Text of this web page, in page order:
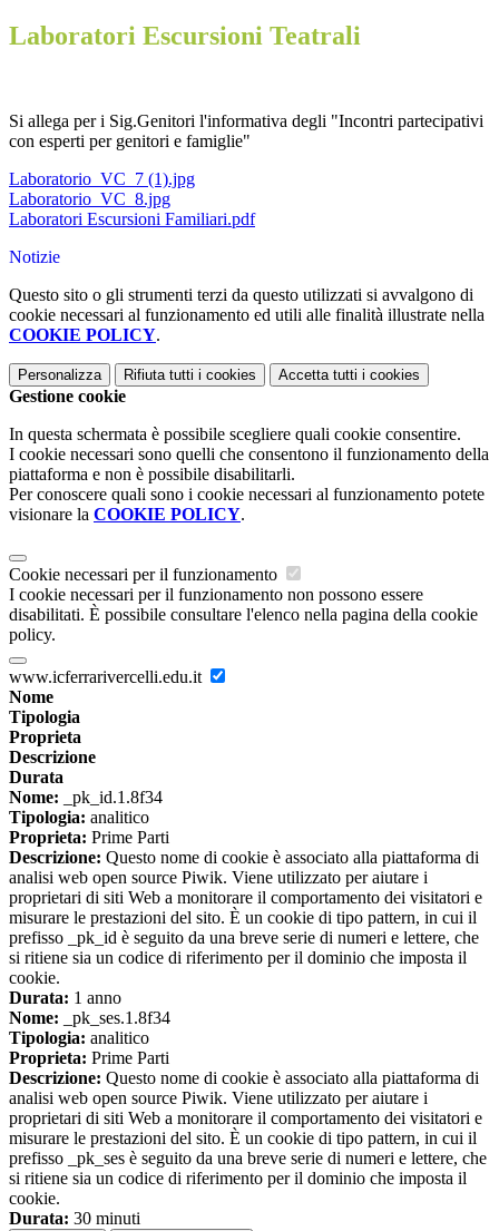
Laboratori Escursioni Teatrali
Si allega per i Sig.Genitori l'informativa degli "Incontri partecipativi
con esperti per genitori e famiglie"
Laboratorio_VC_7 (1).jpg
Laboratorio_VC_8.jpg
Laboratori Escursioni Familiari.pdf
Notizie
Questo sito o gli strumenti terzi da questo utilizzati si avvalgono di
cookie necessari al funzionamento ed utili alle finalità illustrate nella
COOKIE POLICY.
Personalizza Rifiuta tutti i cookies Accetta tutti i cookies
Gestione cookie
In questa schermata è possibile scegliere quali cookie consentire.
I cookie necessari sono quelli che consentono il funzionamento della
piattaforma e non è possibile disabilitarli.
Per conoscere quali sono i cookie necessari al funzionamento potete
visionare la COOKIE POLICY.
Cookie necessari per il funzionamento
I cookie necessari per il funzionamento non possono essere
disabilitati. È possibile consultare l'elenco nella pagina della cookie
policy.
www.icferrarivercelli.edu.it
Nome
Tipologia
Proprieta
Descrizione
Durata
Nome: _pk_id.1.8f34
Tipologia: analitico
Proprieta: Prime Parti
Descrizione: Questo nome di cookie è associato alla piattaforma di
analisi web open source Piwik. Viene utilizzato per aiutare i
proprietari di siti Web a monitorare il comportamento dei visitatori e
misurare le prestazioni del sito. È un cookie di tipo pattern, in cui il
prefisso _pk_id è seguito da una breve serie di numeri e lettere, che
si ritiene sia un codice di riferimento per il dominio che imposta il
cookie.
Durata: 1 anno
Nome: _pk_ses.1.8f34
Tipologia: analitico
Proprieta: Prime Parti
Descrizione: Questo nome di cookie è associato alla piattaforma di
analisi web open source Piwik. Viene utilizzato per aiutare i
proprietari di siti Web a monitorare il comportamento dei visitatori e
misurare le prestazioni del sito. È un cookie di tipo pattern, in cui il
prefisso _pk_ses è seguito da una breve serie di numeri e lettere, che
si ritiene sia un codice di riferimento per il dominio che imposta il
cookie.
Durata: 30 minuti